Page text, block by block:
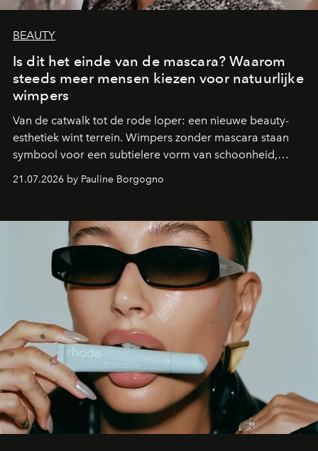
BEAUTY
Is dit het einde van de mascara? Waarom
steeds meer mensen kiezen voor natuurlijke
wimpers
Van de catwalk tot de rode loper: een nieuwe beauty-
esthetiek wint terrein. Wimpers zonder mascara staan
symbool voor een subtielere vorm van schoonheid,
waarin zelfvertrouwen belangrijker is dan een overvloed
aan make-up.
21.07.2026 by Pauline Borgogno